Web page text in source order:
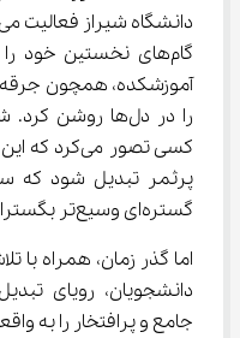
گام‌های نخستین خود
را در دل‌ها روشن
کسی تصور
گستره‌ای وسیع‌تر بگستراند.
دانشجویان، رویای
جامع و پرافتخار را به